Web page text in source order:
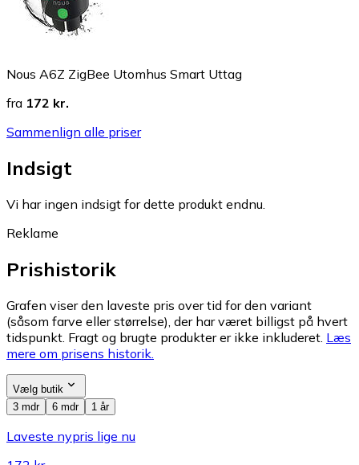
Nous A6Z ZigBee Utomhus Smart Uttag
fra 172 kr.
Sammenlign alle priser
Indsigt
Vi har ingen indsigt for dette produkt endnu.
Reklame
Prishistorik
Grafen viser den laveste pris over tid for den variant
(såsom farve eller størrelse), der har været billigst på hvert
tidspunkt. Fragt og brugte produkter er ikke inkluderet. Læs
mere om prisens historik.
Vælg butik
3 mdr
6 mdr 1 år
Laveste nypris lige nu